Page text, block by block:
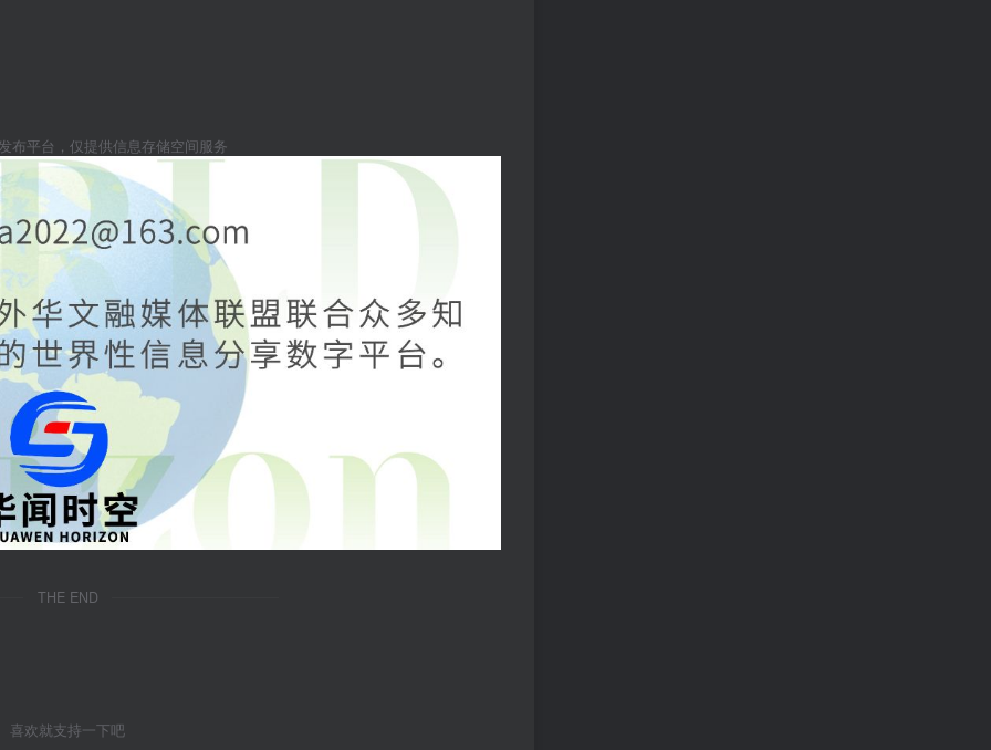
布平台，仅提供信息存储空间服务
THE END
喜欢就支持一下吧